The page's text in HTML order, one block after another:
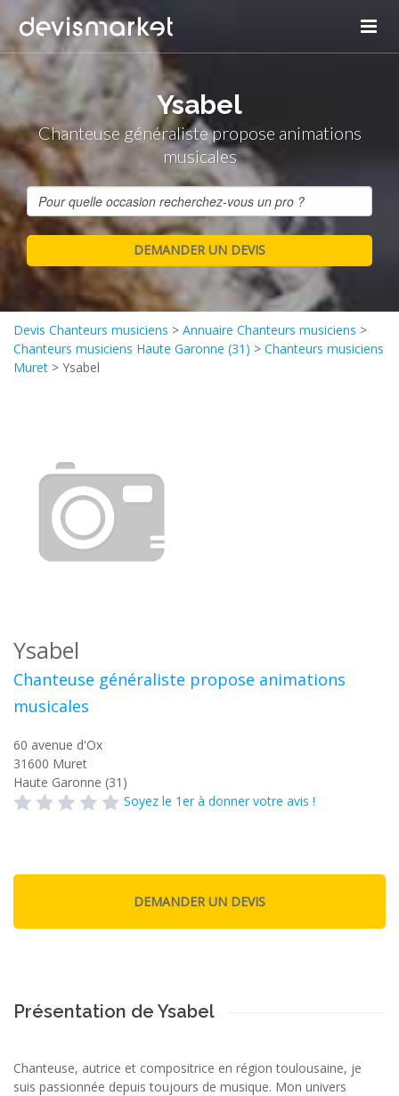
Ysabel
Chanteuse généraliste propose animations
musicales
Devis Chanteurs musiciens > Annuaire Chanteurs musiciens >
Chanteurs musiciens Haute Garonne (31) > Chanteurs musiciens
Muret > Ysabel
Ysabel
Chanteuse généraliste propose animations
musicales
60 avenue d'Ox
31600 Muret
Haute Garonne (31)
Soyez le 1er à donner votre avis !
Présentation de Ysabel
Chanteuse, autrice et compositrice en région toulousaine, je
suis passionnée depuis toujours de musique. Mon univers